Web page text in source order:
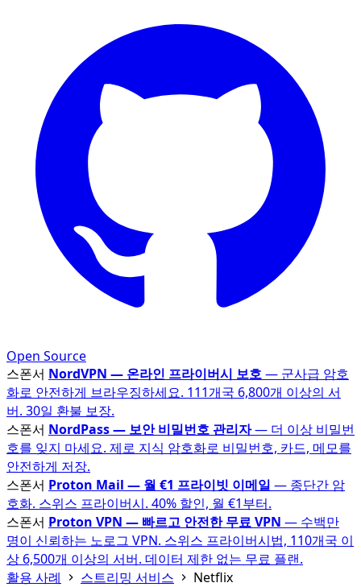
Open Source
스폰서 NordVPN — 온라인 프라이버시 보호— 군사급 암호
화로 안전하게 브라우징하세요. 111개국 6,800개 이상의 서
버. 30일 환불 보장.
스폰서 NordPass — 보안 비밀번호 관리자— 더 이상 비밀번
호를 잊지 마세요. 제로 지식 암호화로 비밀번호, 카드, 메모를
안전하게 저장.
스폰서 Proton Mail — 월 €1 프라이빗 이메일 — 종단간 암
호화. 스위스 프라이버시. 40% 할인, 월 €1부터.
스폰서 Proton VPN — 빠르고 안전한 무료 VPN — 수백만
명이 신뢰하는 노로그 VPN. 스위스 프라이버시법, 110개국 이
상 6,500개 이상의 서버. 데이터 제한 없는 무료 플랜.
활용 사례
스트리밍 서비스 Netflix